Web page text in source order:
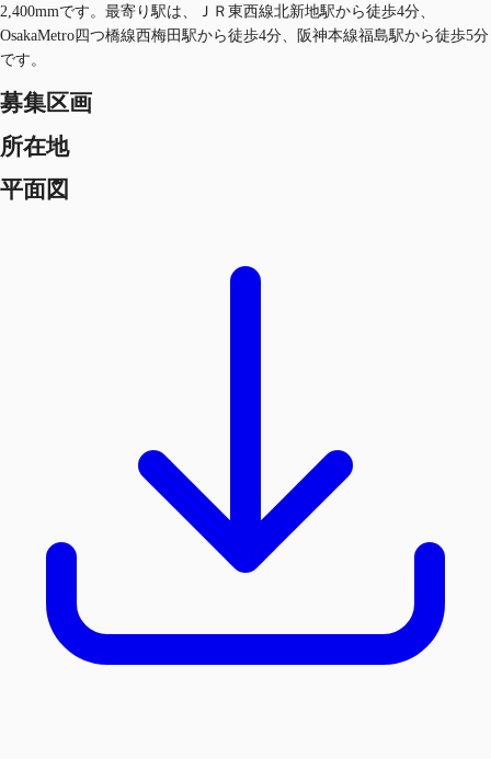
2,400mmです。最寄り駅は、ＪＲ東西線北新地駅から徒歩4分、
OsakaMetro四つ橋線西梅田駅から徒歩4分、阪神本線福島駅から徒歩5分
です。
募集区画
所在地
平面図